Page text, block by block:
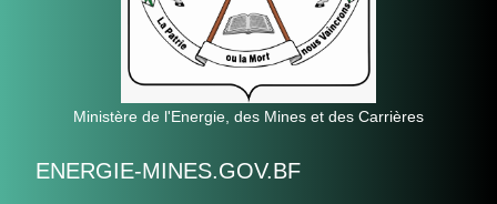
Ministère de l'Energie, des Mines et des Carrières
ENERGIE-MINES.GOV.BF